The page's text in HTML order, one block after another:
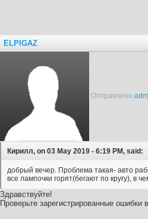
ELPIGAZ
Отправлено
Кирилл, on 03 May 2019 - 6:19 PM, said:
добрый вечер. Проблема такая- авто
все лампочки горят(бегают по кругу), в
Здравствуйте!
Проверьте зарегистрированные ошибки